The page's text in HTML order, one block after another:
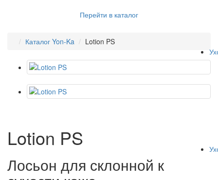
Перейти в каталог
Каталог Yon-Ka Lotion PS
Lotion PS
Лосьон для склонной к